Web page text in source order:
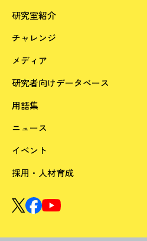
研究室紹介
チャレンジ
メディア
研究者向けデータベース
用語集
ニュース
イベント
採用・人材育成